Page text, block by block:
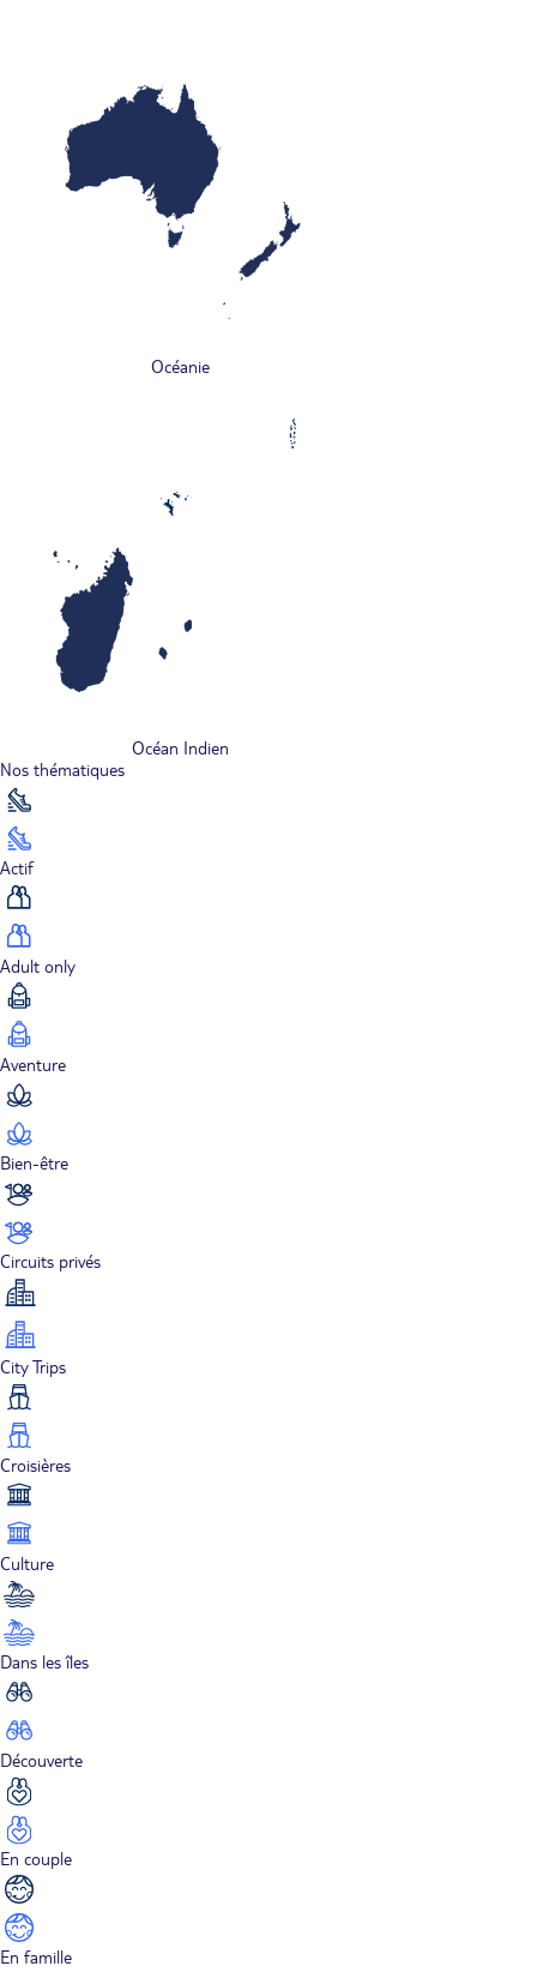
Océanie
Océan Indien
Nos thématiques
Actif
Adult only
Aventure
Bien-être
Circuits privés
City Trips
Croisières
Culture
Dans les îles
Découverte
En couple
En famille